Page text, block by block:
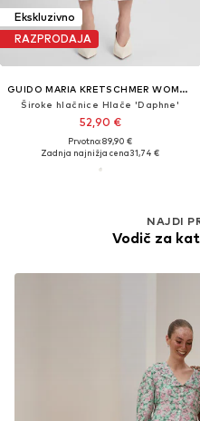
Ekskluzivno
RAZPRODAJA
GUIDO MARIA KRETSCHMER WOMEN
Široke hlačnice Hlače 'Daphne'
52,90 €
Prvotno: 89,90 €
Zadnja najnižja cena31,74 €
NAJDI
Vodič za